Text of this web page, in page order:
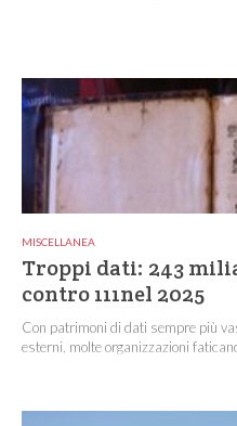
MISCELLANEA
Troppi dati: 243
contro 111nel 2025
Con patrimoni di dati sempre più
esterni, molte organizzazioni faticano